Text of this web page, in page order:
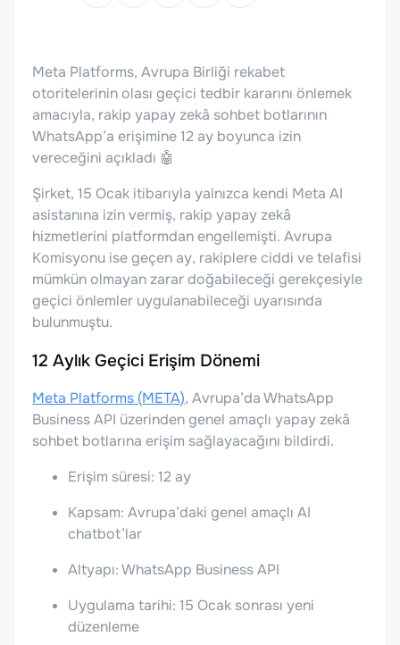
Meta Platforms, Avrupa Birliği rekabet
otoritelerinin olası geçici tedbir kararını önlemek
amacıyla, rakip yapay zekâ sohbet botlarının
WhatsApp’a erişimine 12 ay boyunca izin
vereceğini açıkladı 🤖
Şirket, 15 Ocak itibarıyla yalnızca kendi Meta AI
asistanına izin vermiş, rakip yapay zekâ
hizmetlerini platformdan engellemişti. Avrupa
Komisyonu ise geçen ay, rakiplere ciddi ve telafisi
mümkün olmayan zarar doğabileceği gerekçesiyle
geçici önlemler uygulanabileceği uyarısında
bulunmuştu.
12 Aylık Geçici Erişim Dönemi
Meta Platforms (META), Avrupa’da WhatsApp
Business API üzerinden genel amaçlı yapay zekâ
sohbet botlarına erişim sağlayacağını bildirdi.
Erişim süresi: 12 ay
Kapsam: Avrupa’daki genel amaçlı AI
chatbot’lar
Altyapı: WhatsApp Business API
Uygulama tarihi: 15 Ocak sonrası yeni
düzenleme